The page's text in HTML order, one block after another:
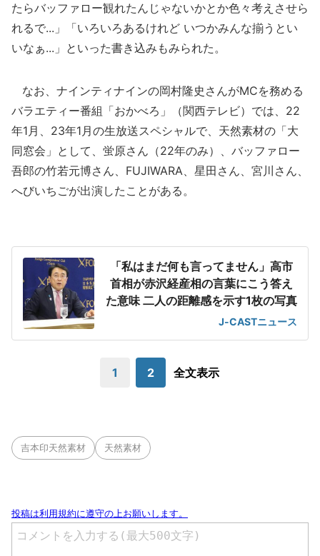
たらバッファロー観れたんじゃないかとか色々考えさせら
れるで...」「いろいろあるけれど いつかみんな揃うとい
いなぁ...」といった書き込みもみられた。
なお、ナインティナインの岡村隆史さんがMCを務める
バラエティー番組「おかべろ」（関西テレビ）では、22
年1月、23年1月の生放送スペシャルで、天然素材の「大
同窓会」として、蛍原さん（22年のみ）、バッファロー
吾郎の竹若元博さん、FUJIWARA、星田さん、宮川さん、
へびいちごが出演したことがある。
「私はまだ何も言ってません」高市
首相が赤沢経産相の言葉にこう答え
た意味 二人の距離感を示す1枚の写真
J-CASTニュース
1 2 全文表示
吉本印天然素材 天然素材